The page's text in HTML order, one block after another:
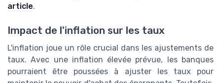
article.
Impact de l'inflation sur les taux
L'inflation joue un rôle crucial dans les ajustements de
taux. Avec une inflation élevée prévue, les banques
pourraient être poussées à ajuster les taux pour